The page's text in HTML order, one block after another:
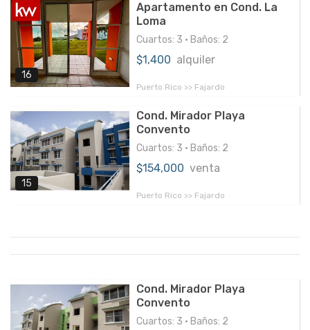
16
Apartamento en Cond. La
Loma
Cuartos: 3 • Baños: 2
$1,400 alquiler
Puerto Rico >> Fajardo
15
Cond. Mirador Playa
Convento
Cuartos: 3 • Baños: 2
$154,000 venta
Puerto Rico >> Fajardo
Cond. Mirador Playa
Convento
Cuartos: 3 • Baños: 2